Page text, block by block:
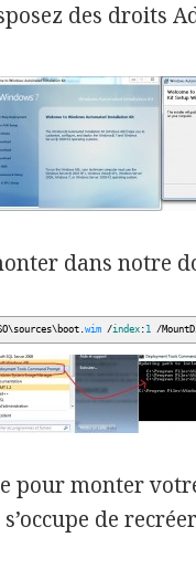
des droits
dans notre
wim /index : 1 /
pour monter
de